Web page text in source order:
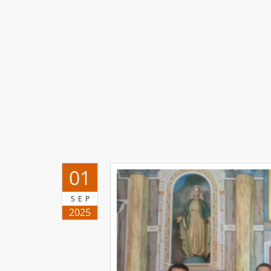
01
SEP
2025